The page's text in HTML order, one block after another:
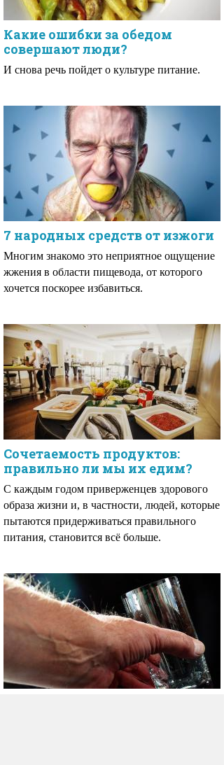
Какие ошибки за обедом
совершают люди?
И снова речь пойдет о культуре питание.
7 народных средств от изжоги
Многим знакомо это неприятное ощущение
жжения в области пищевода, от которого
хочется поскорее избавиться.
Сочетаемость продуктов:
правильно ли мы их едим?
С каждым годом приверженцев здорового
образа жизни и, в частности, людей, которые
пытаются придерживаться правильного
питания, становится всё больше.